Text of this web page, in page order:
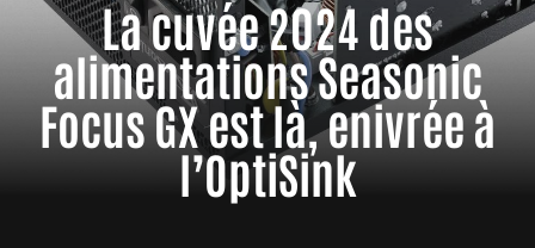
La cuvée 2024 des
alimentations Seasonic
Focus GX est là, enivrée à
l’OptiSink